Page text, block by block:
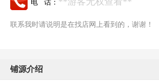
电 话：
联系我时请说明是在找店网上看到的，谢谢！
铺源介绍